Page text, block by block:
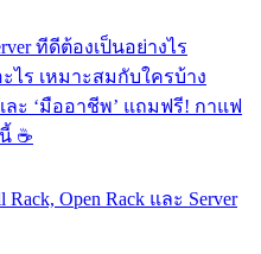
ทีดีต้องเป็นอย่างไร
ไร เหมาะสมกับใครบ้าง
ละ ‘มืออาชีพ’ แถมฟรี! กาแฟ
☕
Open Rack และ Server